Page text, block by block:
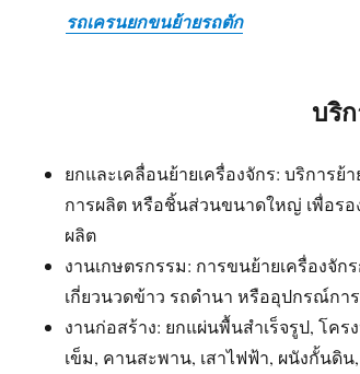
รถเครนยกขนย้ายรถตัก
บริก
ยกและเคลื่อนย้ายเครื่องจักร: บริการ
การผลิต หรือชิ้นส่วนขนาดใหญ่ เพื่อรอ
ผลิต
งานเกษตรกรรม: การขนย้ายเครื่องจัก
เกี่ยวนวดข้าว รถดำนา หรืออุปกรณ์กา
งานก่อสร้าง: ยกแผ่นพื้นสำเร็จรูป, โคร
เข็ม, คานสะพาน, เสาไฟฟ้า, ผนังกั้นดิน